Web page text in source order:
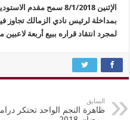
الإثنين 8/1/2018 سمح
بمداخلة لرئيس نادي الزمالك
لمجرد انتقاد قراره ببيع أربعة
السابق
ظاهرة النجم الواحد تحتكر